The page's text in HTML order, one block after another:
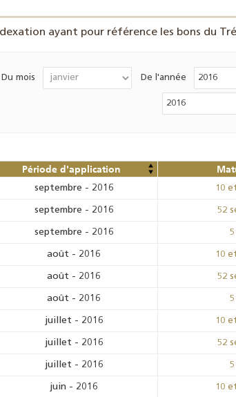
ayant pour référence les bons du
Du mois De l'année
Période d'application
septembre - 2016 10
septembre - 2016 52
septembre - 2016
août - 2016 10
août - 2016 52
août - 2016
juillet - 2016 10
juillet - 2016 52
juillet - 2016
juin - 2016 10